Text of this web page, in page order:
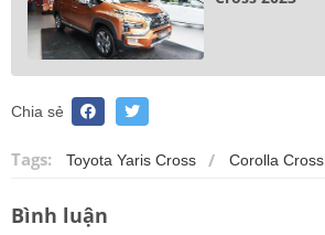
Chia sẻ
Tags: Toyota Yaris Cross Corolla Cross
Bình luận